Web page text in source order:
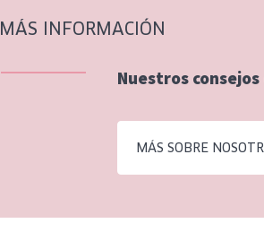
MÁS INFORMACIÓN
Nuestros
MÁS SOBRE